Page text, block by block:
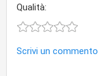
Qualità:
Scrivi un commento